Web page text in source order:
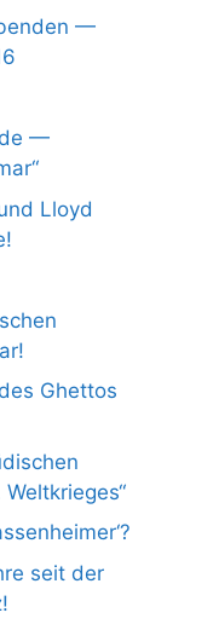
—
—
Lloyd
Ghettos
seit der